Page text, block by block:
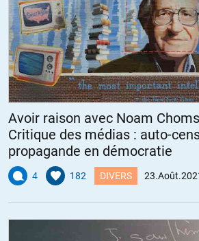
Avoir raison avec Noam
Critique des médias : auto-
propagande en démocratie
4 182 DIVERS